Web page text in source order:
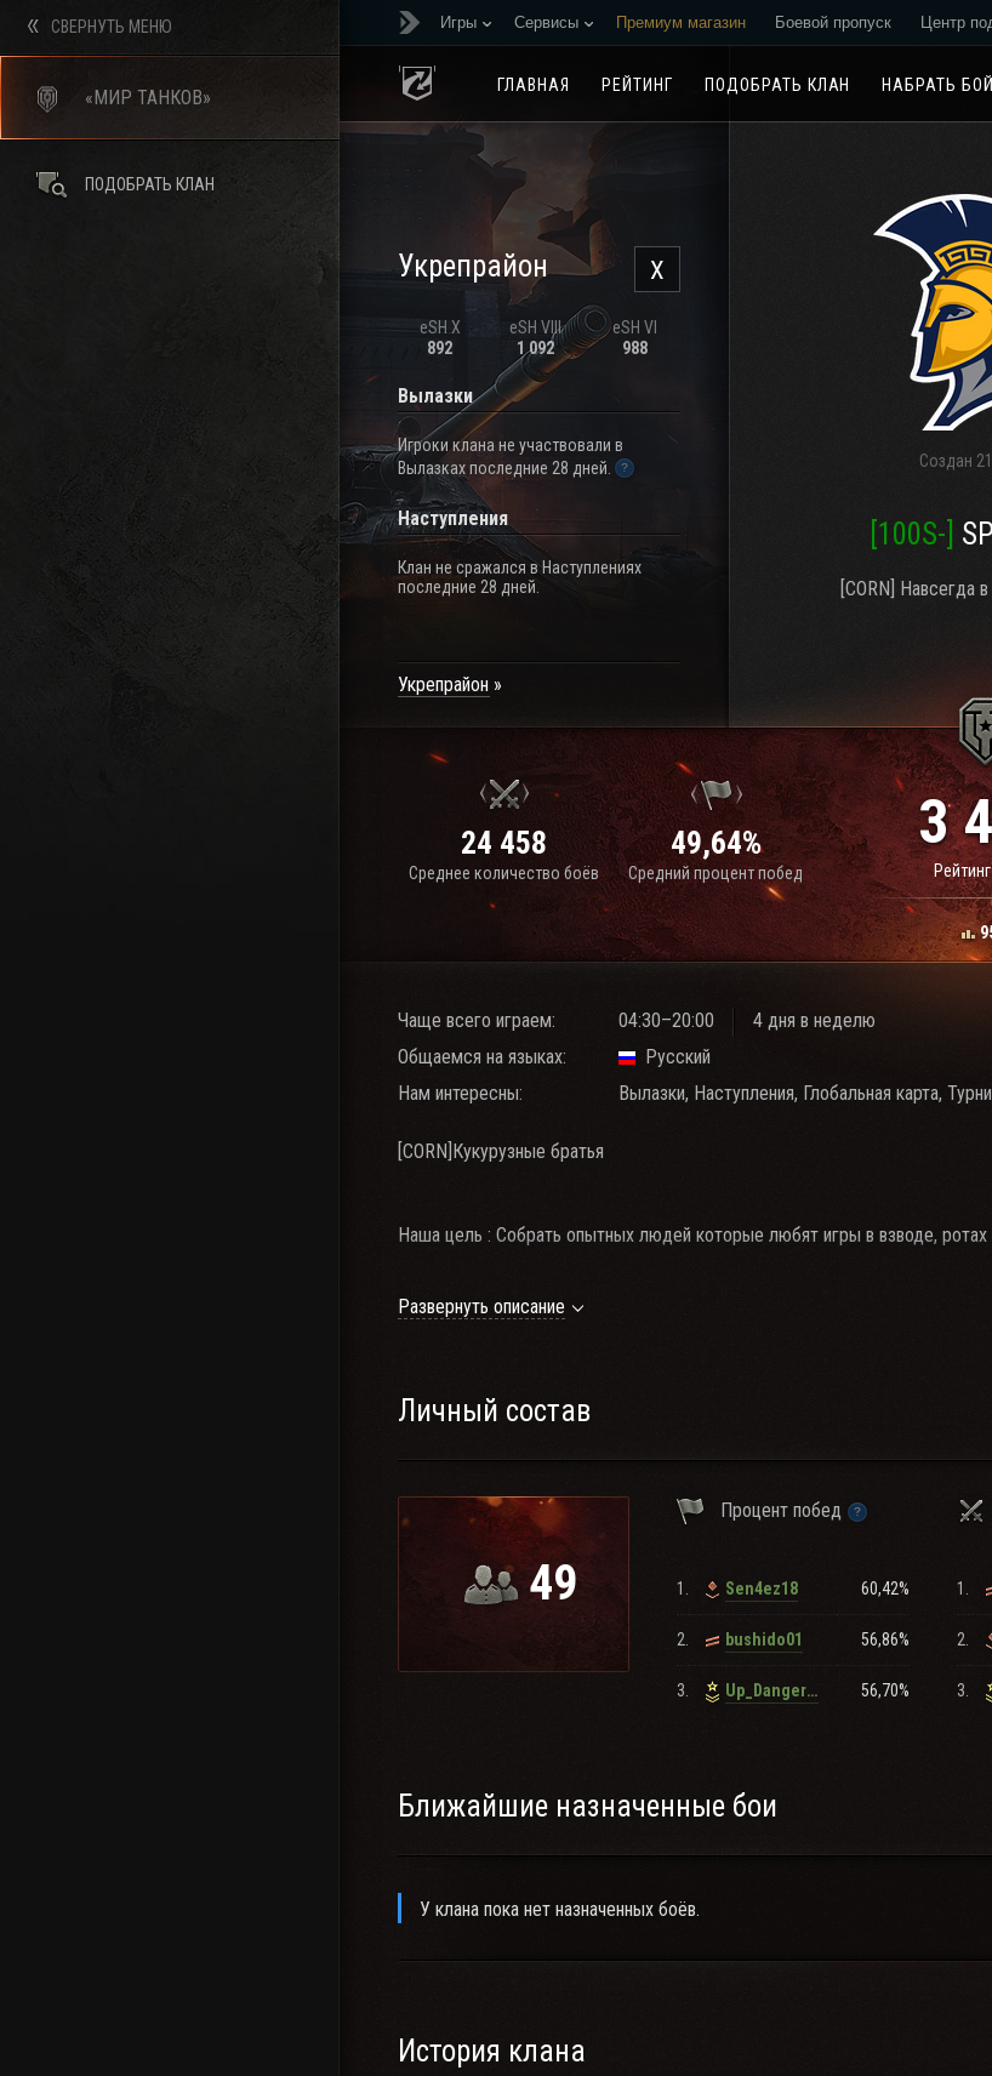
Игры Сервисы Премиум магазин Боевой пропуск Центр
ГЛАВНАЯ РЕЙТИНГ ПОДОБРАТЬ КЛАН НАБРАТЬ
X
Укрепрайон
eSH X
892
eSH VIII
1 092
eSH VI
988
Вылазки
Игроки клана не участвовали в
Вылазках последние 28 дней.
Наступления
Клан не сражался в Наступлениях
последние 28 дней.
Укрепрайон
Создан
[100S-]
[CORN] Навсегда
24 458
Среднее количество боёв
49,64%
Средний процент побед
3
Чаще всего играем: 04:30–20:00
4 дня в неделю
Общаемся на языках:
Русский
Нам интересны:
Вылазки, Наступления, Глобальная карта,
[CORN]Кукурузные братья
Наша цель : Собрать опытных людей которые любят игры в взводе, ротах
- Возраст 18+
- Желательно танки 10 LvL
- Танки 8 LvL в количестве 2+
- Статистика (50+% побед, КПД VN8 1100+ и т.д.)
Развернуть описание
Личный состав
49
Процент побед
1. Sen4ez18 60,42%
2. bushido01 56,86%
3. Up_Dangers_ 56,70%
1.
2.
3.
Ближайшие назначенные бои
У клана пока нет назначенных боёв.
История клана
СВЕРНУТЬ МЕНЮ
«МИР ТАНКОВ»
ПОДОБРАТЬ КЛАН